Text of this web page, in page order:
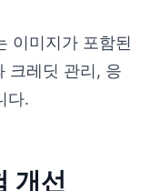
이미지가 포함된
크레딧 관리, 응
다.
개선